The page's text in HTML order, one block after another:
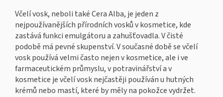
Včelí vosk, neboli také Cera Alba, je jeden z
nejpoužívanějších přírodních vosků v kosmetice, kde
zastává funkci emulgátoru a zahušťovadla. V čisté
podobě má pevné skupenství. V současné době se včelí
vosk používá velmi často nejen v kosmetice, ale i ve
farmaceutickém průmyslu, v potravinářství a v
kosmetice je včelí vosk nejčastěji používán u hutných
krémů nebo mastí, které by měly na pokožce vydržet.